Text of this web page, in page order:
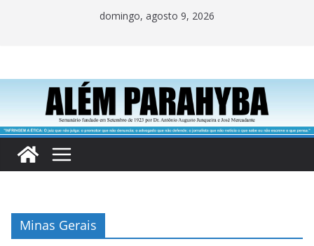
domingo, agosto 9, 2026
Minas Gerais